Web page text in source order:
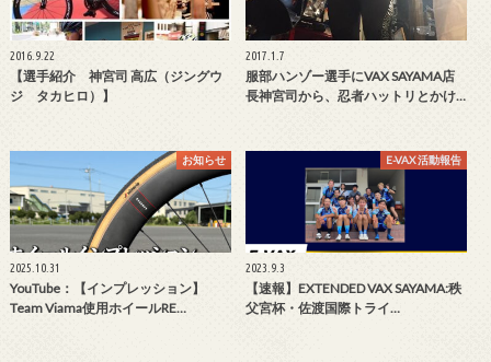
2016.9.22
【選手紹介 神宮司 高広（ジングウ
ジ タカヒロ）】
2017.1.7
服部ハンゾー選手にVAX SAYAMA店
長神宮司から、忍者ハットリとかけ…
お知らせ
2025.10.31
YouTube：【インプレッション】
Team Viama使用ホイールRE…
E-VAX 活動報告
2023.9.3
【速報】EXTENDED VAX SAYAMA:秩
父宮杯・佐渡国際トライ…